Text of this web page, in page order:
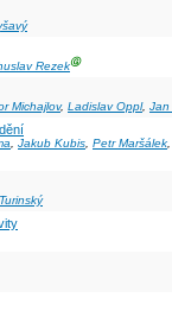
RezekⒼ
Michajlov, Ladislav Oppl, Jan
, Jakub Kubis, Petr Maršálek